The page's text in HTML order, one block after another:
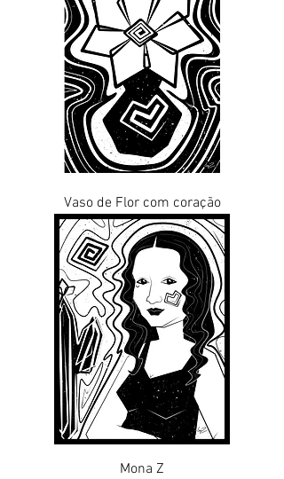
Vaso de Flor com coração
Mona Z